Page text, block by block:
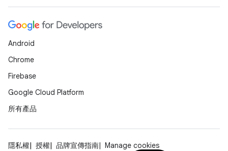
Android
Chrome
Firebase
Google Cloud Platform
所有產品
隱私權 授權 品牌宣傳指南
Manage cookies